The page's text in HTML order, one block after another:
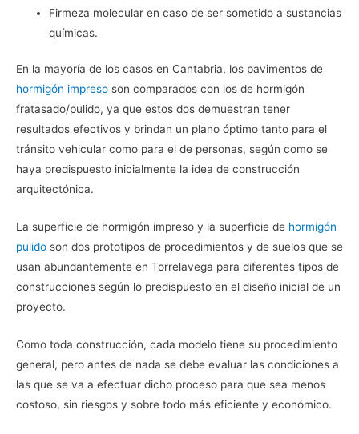
Firmeza molecular en caso de ser sometido a sustancias
químicas.
En la mayoría de los casos en Cantabria, los pavimentos de
hormigón impreso son comparados con los de hormigón
fratasado/pulido, ya que estos dos demuestran tener
resultados efectivos y brindan un plano óptimo tanto para el
tránsito vehicular como para el de personas, según como se
haya predispuesto inicialmente la idea de construcción
arquitectónica.
La superficie de hormigón impreso y la superficie de hormigón
pulido son dos prototipos de procedimientos y de suelos que se
usan abundantemente en Torrelavega para diferentes tipos de
construcciones según lo predispuesto en el diseño inicial de un
proyecto.
Como toda construcción, cada modelo tiene su procedimiento
general, pero antes de nada se debe evaluar las condiciones a
las que se va a efectuar dicho proceso para que sea menos
costoso, sin riesgos y sobre todo más eficiente y económico.